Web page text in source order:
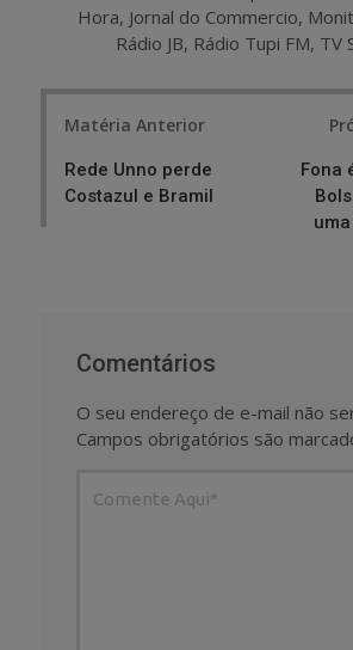
Hora, Jornal do Commercio,
Rádio JB, Rádio Tupi FM, TV
Matéria Anterior
Rede Unno perde
Costazul e Bramil
Fona
Comentários
O seu endereço de e-mail não
Campos obrigatórios são